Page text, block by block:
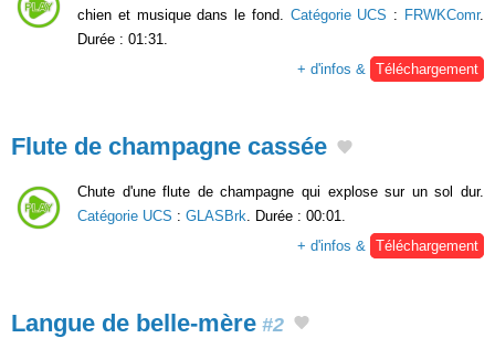
chien et musique dans le fond. Catégorie UCS : FRWKComr.
Durée : 01:31.
+ d'infos &
Téléchargement
Flute de champagne cassée
Chute d'une flute de champagne qui explose sur un sol dur.
Catégorie UCS : GLASBrk . Durée : 00:01.
+ d'infos &
Téléchargement
Langue de belle-mère #2